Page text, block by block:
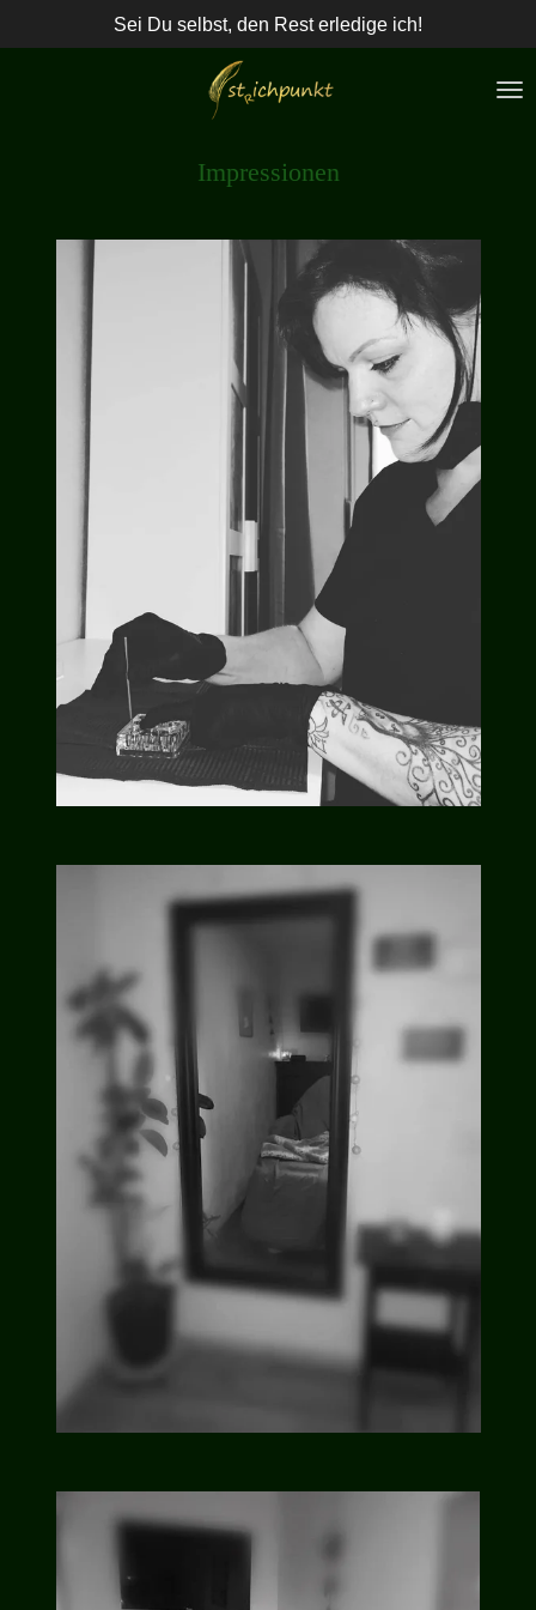
Hauptinhalt
Sei Du selbst, den Rest erledige ich!
Impressionen